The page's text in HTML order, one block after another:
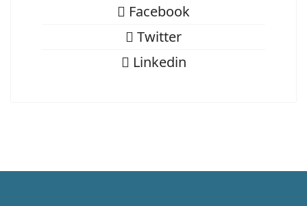
Facebook
Facebook
Twitter
Twitter
Linkedin
Linkedin